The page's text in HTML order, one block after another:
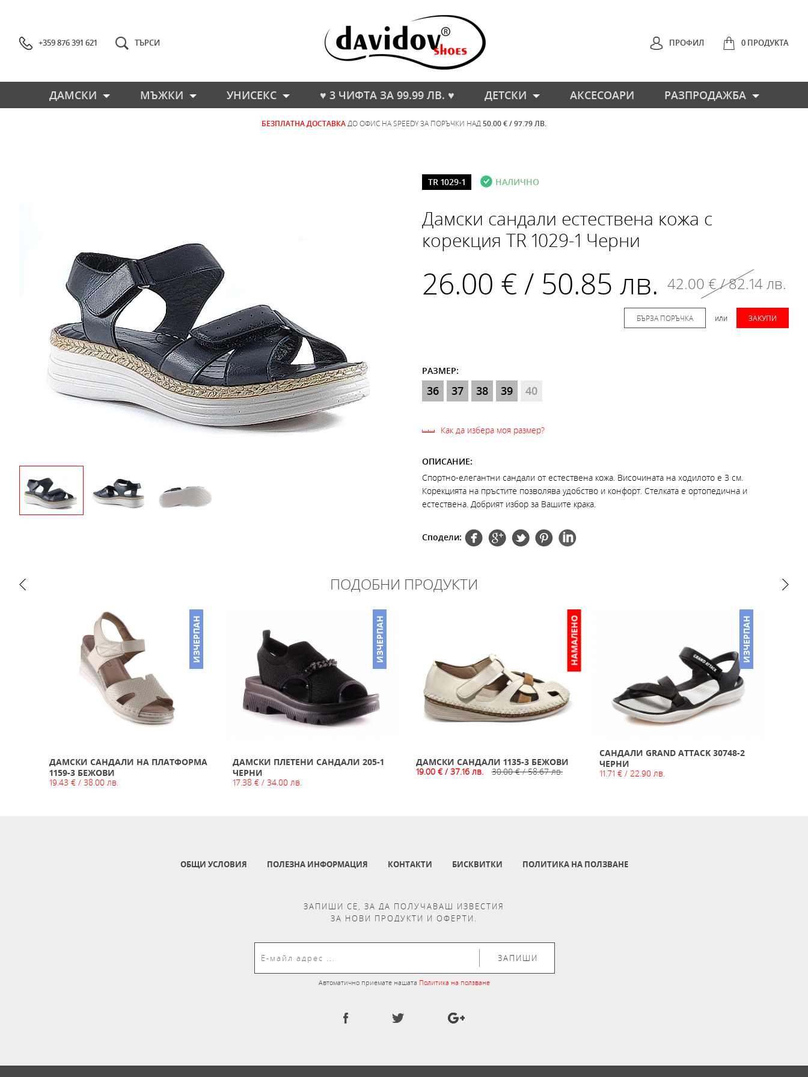
+359 876 391 621 0 ПРОДУКТА
ТЪРСИ ПРОФИЛ
ДАМСКИ МЪЖКИ УНИСЕКС ♥ 3 ЧИФТА ЗА 99.99 ЛВ. ♥ ДЕТСКИ АКСЕСОАРИ РАЗПРОДАЖБА
БЕЗПЛАТНА ДОСТАВКА ДО ОФИС НА SPEEDY ЗА ПОРЪЧКИ НАД 50.00 € / 97.79 ЛВ.
TR 1029-1 НАЛИЧНО
Дамски сандали естествена кожа с
корекция TR 1029-1 Черни
26.00 € / 50.85 лв. 42.00 € / 82.14 лв.
ЗАКУПИ
или
БЪРЗА ПОРЪЧКА
РАЗМЕР:
36 37 38 39 40
Как да избера моя размер?
ОПИСАНИЕ:
Спортно-елегантни сандали от естествена кожа. Височината на ходилото е 3 см.
Корекцията на пръстите позволява удобство и конфорт. Стелката е ортопедична и
естествена. Добрият избор за Вашите крака.
Сподели:
ПОДОБНИ ПРОДУКТИ
ИЗЧЕРПАН
ДАМСКИ САНДАЛИ НА ПЛАТФОРМА
1159-3 БЕЖОВИ
19.43 € / 38.00 лв.
ИЗЧЕРПАН
ДАМСКИ ПЛЕТЕНИ САНДАЛИ 205-1
ЧЕРНИ
17.38 € / 34.00 лв.
НАМАЛЕНО
ДАМСКИ САНДАЛИ 1135-3 БЕЖОВИ
19.00 € / 37.16 лв.
30.00 € / 58.67 лв.
ИЗЧЕРПАН
САНДАЛИ GRAND ATTACK 30748-2
ЧЕРНИ
11.71 € / 22.90 лв.
ОБЩИ УСЛОВИЯ ПОЛЕЗНА ИНФОРМАЦИЯ КОНТАКТИ БИСКВИТКИ ПОЛИТИКА НА ПОЛЗВАНЕ
ЗАПИШИ СЕ, ЗА ДА ПОЛУЧАВАШ ИЗВЕСТИЯ
ЗА НОВИ ПРОДУКТИ И ОФЕРТИ.
ЗАПИШИ
Автоматично приемате нашата Политика на ползване